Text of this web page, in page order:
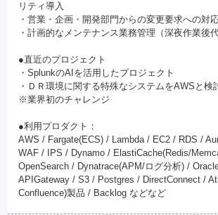
リティ導入
・営業・企画・開発部門からの変更要求への対
・計画的なメンテナンス業務管理（深夜作業後
●直近のプロジェクト
・SplunkのAIを活用したプロジェクト
・ＤＲ環境に関する特殊なシステムをAWSと
※業界初のチャレンジ
●利用プロダクト：
AWS / Fargate(ECS) / Lambda / EC2 / RDS /
WAF / IPS / Dynamo / ElastiCache(Redis/
OpenSearch / Dynatrace(APM/ログ分析) /
APIGateway / S3 / Postgres / DirectConnect /
Confluence)製品 / Backlog などなど